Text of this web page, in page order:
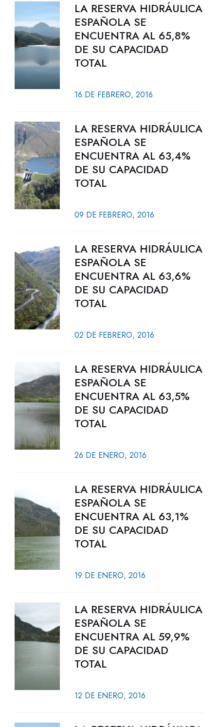
LA RESERVA HIDRÁULICA
ESPAÑOLA SE
ENCUENTRA AL 65,8%
DE SU CAPACIDAD
TOTAL
16 DE FEBRERO, 2016
LA RESERVA HIDRÁULICA
ESPAÑOLA SE
ENCUENTRA AL 63,4%
DE SU CAPACIDAD
TOTAL
09 DE FEBRERO, 2016
LA RESERVA HIDRÁULICA
ESPAÑOLA SE
ENCUENTRA AL 63,6%
DE SU CAPACIDAD
TOTAL
02 DE FEBRERO, 2016
LA RESERVA HIDRÁULICA
ESPAÑOLA SE
ENCUENTRA AL 63,5%
DE SU CAPACIDAD
TOTAL
26 DE ENERO, 2016
LA RESERVA HIDRÁULICA
ESPAÑOLA SE
ENCUENTRA AL 63,1%
DE SU CAPACIDAD
TOTAL
19 DE ENERO, 2016
LA RESERVA HIDRÁULICA
ESPAÑOLA SE
ENCUENTRA AL 59,9%
DE SU CAPACIDAD
TOTAL
12 DE ENERO, 2016